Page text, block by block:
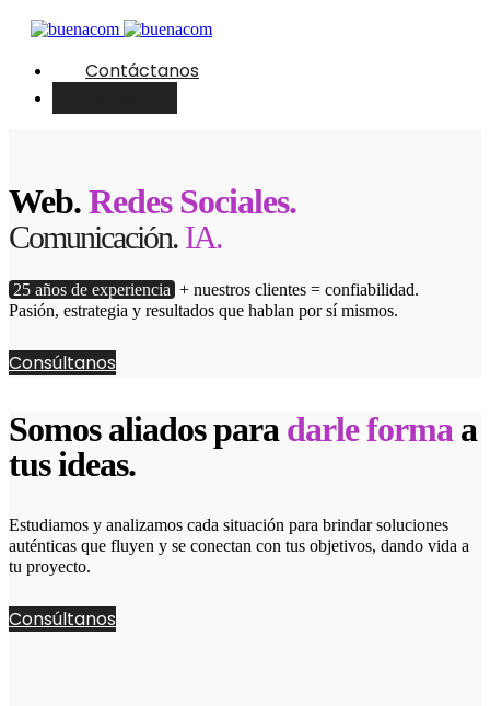
Contáctanos
Web.Redes Sociales.
Comunicación. IA.
25 años de experiencia + nuestros clientes = confiabilidad.
Pasión, estrategia y resultados que hablan por sí mismos.
Consúltanos
Somos aliados para darle forma a
tus ideas.
Estudiamos y analizamos cada situación para brindar soluciones
auténticas que fluyen y se conectan con tus objetivos, dando vida a
tu proyecto.
Consúltanos